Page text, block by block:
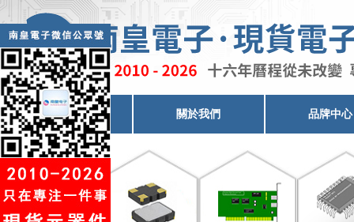
電子元器件代理 關於我們 品牌中心